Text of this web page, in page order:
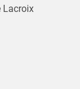
Lacroix